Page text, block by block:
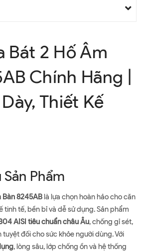
Bát 2 Hố Âm
Chính Hãng |
Thiết Kế
Sản Phẩm
Bàn 8245ABlà lựa chọn hoàn hảo cho căn
tinh tế, bền bỉ và dễ sử dụng. Sản phẩm
AISI tiêu chuẩn châu Âu, chống gỉ sét,
tuyệt đối cho sức khỏe người dùng. Với
, lòng sâu, lớp chống ồn và hệ thống